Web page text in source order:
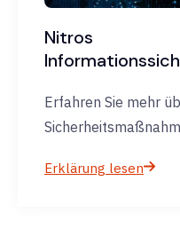
Nitros
Erfahren Sie mehr
Erklärung lesen